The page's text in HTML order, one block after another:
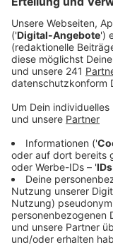
Anzeige
Der Inzidenzwert
drei Monaten
der
Infektionen führt
überwiegend auf
Anzeige